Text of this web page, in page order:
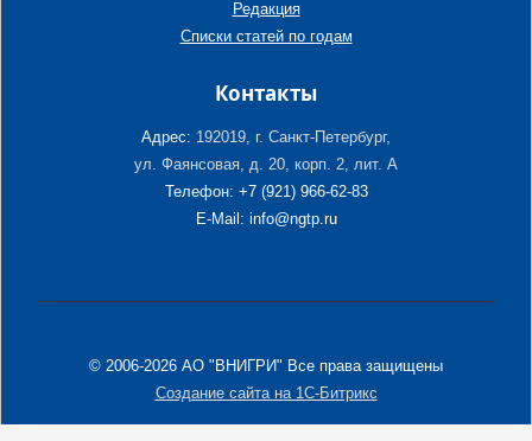
Редакция
Списки статей по годам
Контакты
Адрес: 192019, г. Санкт-Петербург,
ул. Фаянсовая, д. 20, корп. 2, лит. А
Телефон: +7 (921) 966-62-83
E-Mail: info@ngtp.ru
© 2006-2026 АО "ВНИГРИ" Все права защищены
Создание сайта на 1С-Битрикс